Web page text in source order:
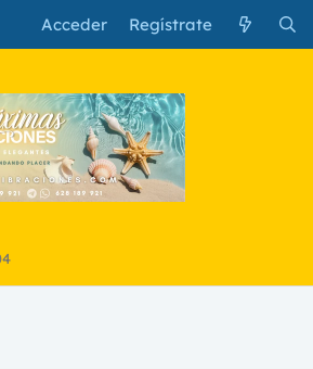
Acceder Regístrate